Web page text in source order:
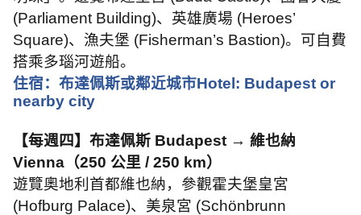
(Parliament Building)、英雄廣場 (Heroes’
Square)、漁夫堡 (Fisherman’s Bastion)。可自費
搭乘多瑙河遊船。
住宿：布達佩斯或鄰近城市Hotel: Budapest or
nearby city
【每週四】布達佩斯 Budapest → 維也納
Vienna （250 公里 / 250 km）
遊覽奧地利首都維也納，參觀霍夫堡皇宮
(Hofburg Palace)、美泉宮 (Schönbrunn